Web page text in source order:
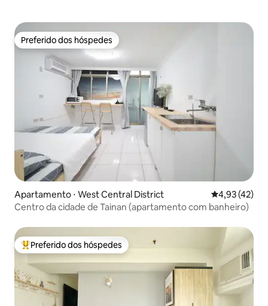
Preferido dos hóspedes
Preferido dos hóspedes
Apartamento ⋅ West Central District 4,93 de uma
4,93 (42)
Centro da cidade de Tainan (apartamento com banheiro)
Entre os melhores preferidos dos hóspedes
Preferido dos hóspedes